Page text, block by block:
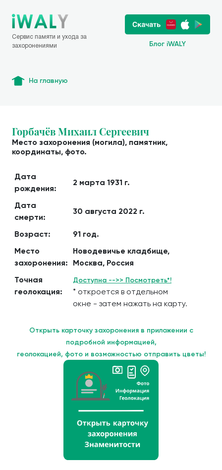
Сервис памяти и ухода за
захоронениями
Блог iWALY
На главную
Горбачёв Михаил Сергеевич
Место захоронения (могила), памятник,
координаты, фото.
Дата
рождения:
2 марта 1931 г.
Дата
смерти:
30 августа 2022 г.
Возраст:
91 год.
Место
захоронения:
Новодевичье кладбище,
Москва, Россия
Точная
геолокация:
Доступна -->> Посмотреть*!
* откроется в отдельном
окне - затем нажать на карту.
Открыть карточку захоронения в приложении с
подробной информацией,
геолокацией, фото и возможностью отправить цветы!